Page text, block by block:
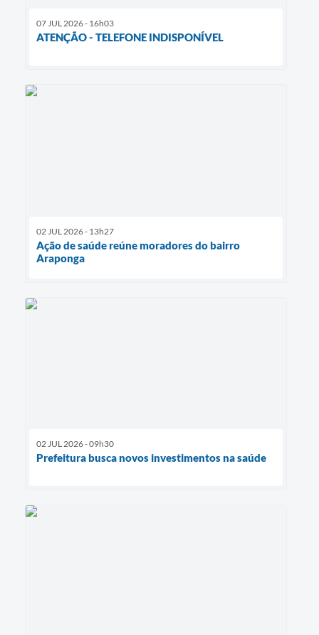
07 JUL 2026 - 16h03
ATENÇÃO - TELEFONE INDISPONÍVEL
02 JUL 2026 - 13h27
Ação de saúde reúne moradores do bairro
Araponga
02 JUL 2026 - 09h30
Prefeitura busca novos investimentos na saúde